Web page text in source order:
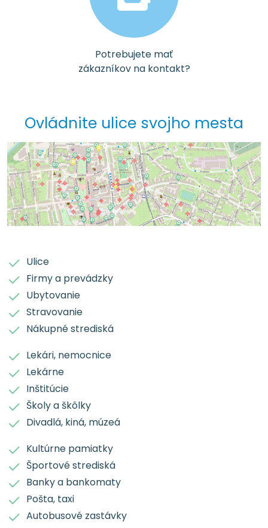
Potrebujete mať
zákazníkov na kontakt?
Ovládnite ulice svojho mesta
Ulice
Firmy a prevádzky
Ubytovanie
Stravovanie
Nákupné strediská
Lekári, nemocnice
Lekárne
Inštitúcie
Školy a škôlky
Divadlá, kiná, múzeá
Kultúrne pamiatky
Športové strediská
Banky a bankomaty
Pošta, taxi
Autobusové zastávky